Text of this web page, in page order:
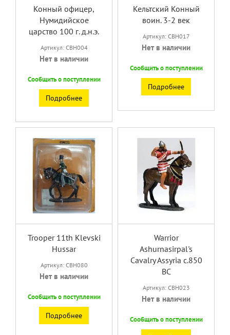
Конный офицер,
Нумидийское
царство 100 г. д.н.э.
Артикул: CBH004
Нет в наличии
Сообщить о поступлении
Подробнее
Кельтский Конный
воин. 3-2 век
Артикул: CBH017
Нет в наличии
Сообщить о поступлении
Подробнее
Trooper 11th Klevski
Hussar
Артикул: CBH080
Нет в наличии
Сообщить о поступлении
Подробнее
Warrior
Ashurnasirpal's
Cavalry Assyria c.850
BC
Артикул: CBH023
Нет в наличии
Сообщить о поступлении